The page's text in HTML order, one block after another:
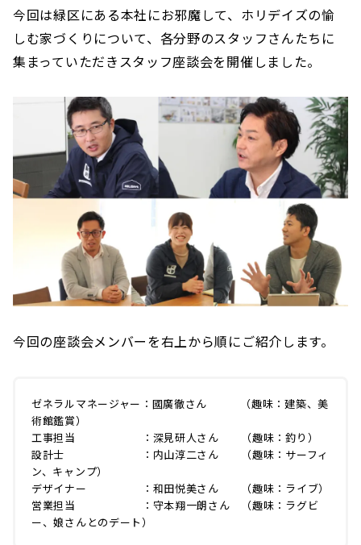
今回は緑区にある本社にお邪魔して、ホリデイズの愉
しむ家づくりについて、各分野のスタッフさんたちに
集まっていただきスタッフ座談会を開催しました。
今回の座談会メンバーを右上から順にご紹介します。
ゼネラルマネージャー：國廣徹さん （趣味：建築、美
術館鑑賞）
工事担当 ：深見研人さん （趣味：釣り）
設計士 ：内山淳二さん （趣味：サーフィ
ン、キャンプ）
デザイナー ：和田悦美さん （趣味：ライブ）
営業担当 ：守本翔一朗さん （趣味：ラグビ
ー、娘さんとのデート）